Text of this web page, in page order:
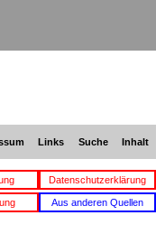
Links Suche Inhalt
Datenschutzerklärung
Aus anderen Quellen